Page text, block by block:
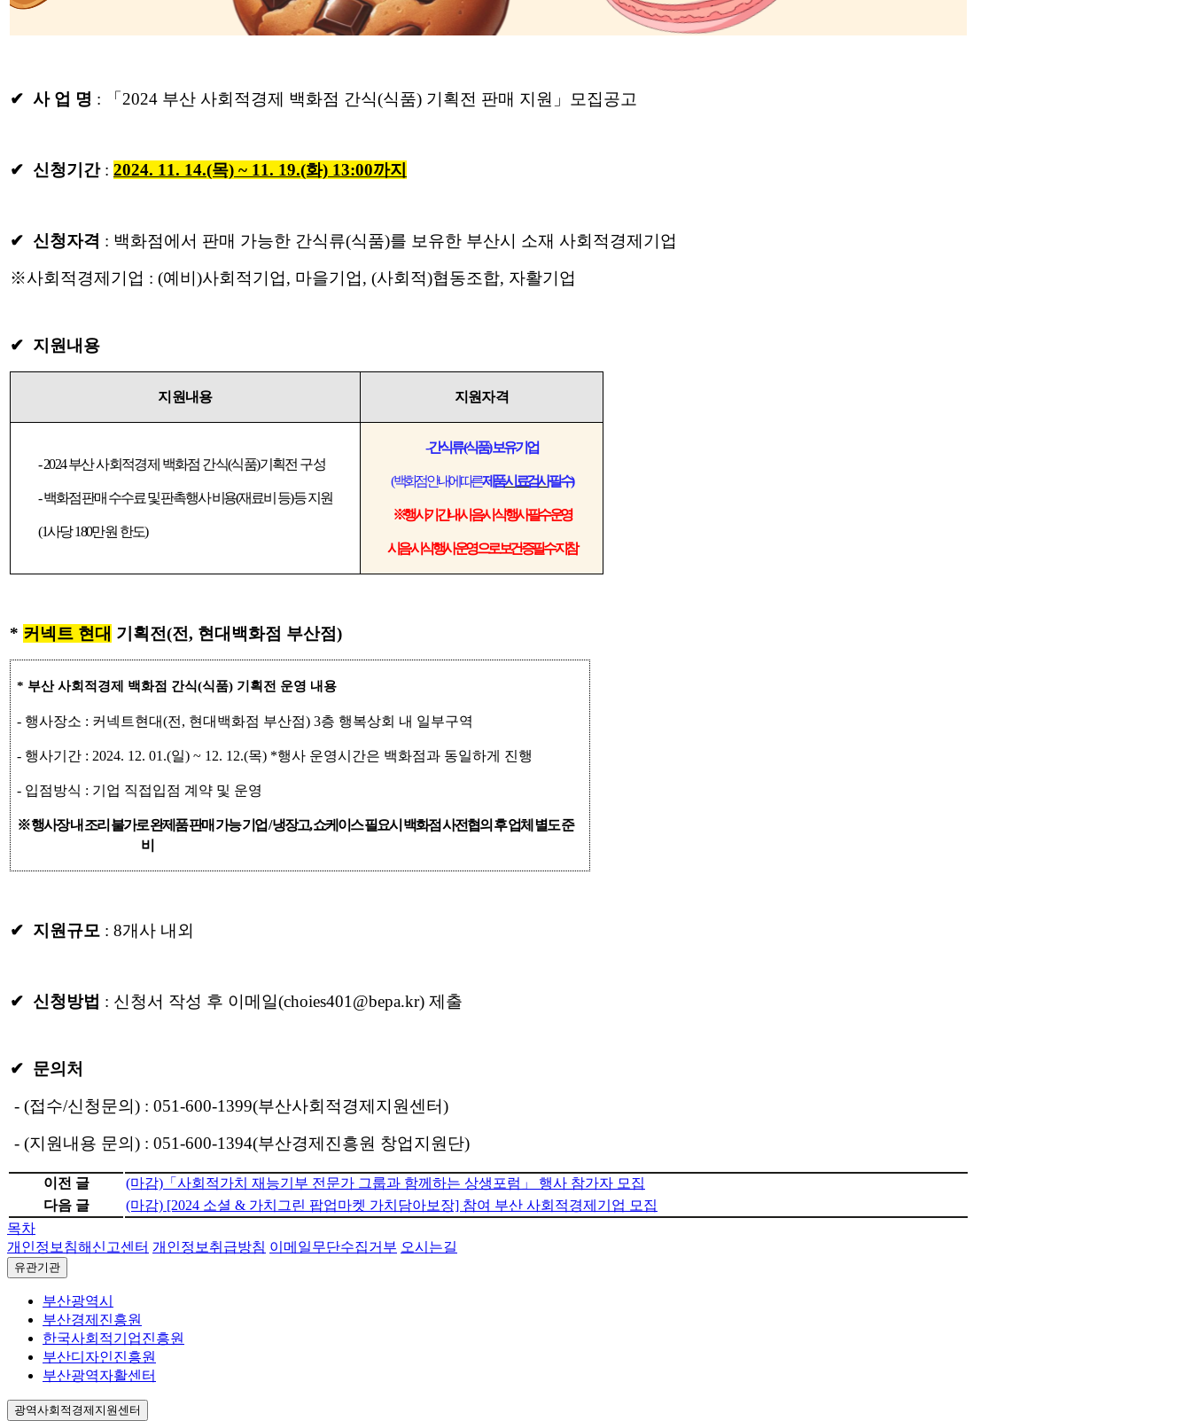
✔ 사 업 명 : 「2024 부산 사회적경제 백화점 간식(식품) 기획전 판매 지원」모집공고
✔ 신청기간: 2024. 11. 14.(목) ~ 11. 19.(화) 13:00까지
✔ 신청자격 : 백화점에서 판매 가능한 간식류(식품)를 보유한 부산시 소재 사회적경제기업
※사회적경제기업 : (예비)사회적기업, 마을기업, (사회적)협동조합, 자활기업
✔ 지원내용
지원내용 지원자격
- 2024부산 사회적경제 백화점 간식(식품)기획전 구성
-백화점 판매 수수료 및 판촉행사 비용(재료비 등)등 지원
(1사당180만원 한도)
-간식류(식품)보유기업
(백화점 안내에 따른제품시료검사필수)
※행사기간 내 시음·시식 행사 필수운영
시음·시식행사 운영으로 보건증 필수 지참
* 커넥트 현대 기획전(전, 현대백화점 부산점)
* 부산 사회적경제 백화점 간식(식품) 기획전 운영 내용
- 행사장소 : 커넥트현대(전 , 현대백화점 부산점) 3층 행복상회 내 일부구역
- 행사기간 : 2024. 12. 01.(일) ~ 12. 12.(목) *행사 운영시간은 백화점과 동일하게 진행
- 입점방식 : 기업 직접입점 계약 및 운영
※행사장 내 조리 불가로 완제품 판매 가능 기업/냉장고,쇼케이스 필요시 백화점 사전협의 후 업체 별도 준
비
✔ 지원규모 : 8개사 내외
✔ 신청방법 : 신청서 작성 후 이메일(choies401@bepa.kr) 제출
✔ 문의처
- (접수/신청문의) : 051-600-1399(부산사회적경제지원센터)
- (지원내용 문의) : 051-600-1394(부산경제진흥원 창업지원단)
이전 글
(마감)「사회적가치 재능기부 전문가 그룹과 함께하는 상생포럼」 행사 참가자 모집
다음 글
(마감) [2024 소셜 & 가치그린 팝업마켓 가치담아보장] 참여 부산 사회적경제기업 모집
목차
개인정보침해신고센터 개인정보취급방침 이메일무단수집거부 오시는길
유관기관
부산광역시
부산경제진흥원
한국사회적기업진흥원
부산디자인진흥원
부산광역자활센터
광역사회적경제지원센터